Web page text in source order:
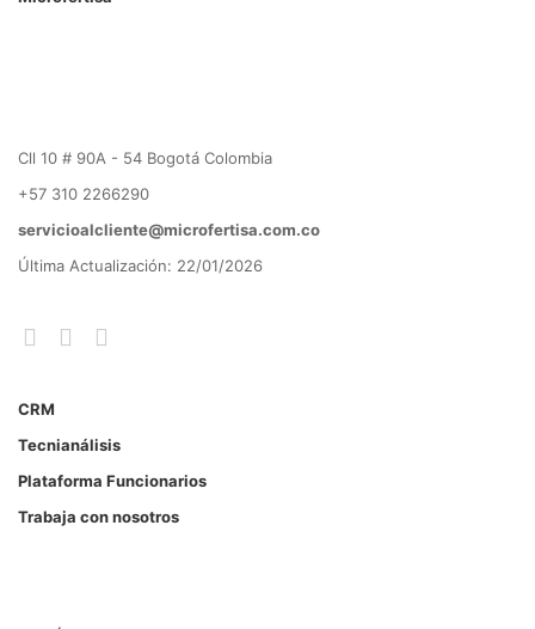
Cll 10 # 90A - 54 Bogotá Colombia
+57 310 2266290
servicioalcliente@microfertisa.com.co
Última Actualización: 22/01/2026
CRM
Tecnianálisis
Plataforma Funcionarios
Trabaja con nosotros